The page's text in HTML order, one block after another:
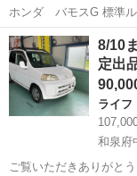
ホンダ バモスG 標準ルーフ 25年式 車検令和10年2月 2WD タ
ーボなし オートマ エアコン パワーステ パワーウィンドウ前席のみ
大阪 大阪市 朝
8/10
定出
ライフ
和泉府
ご覧いただきありがとうございます♪